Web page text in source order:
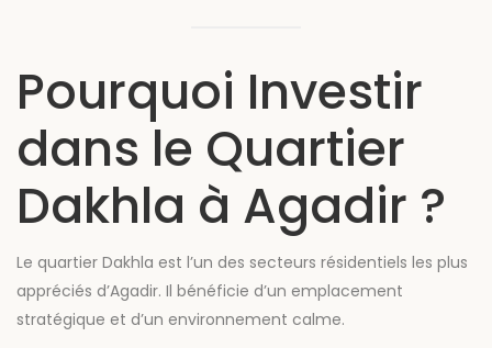
Pourquoi Investir
dans le Quartier
Dakhla à Agadir ?
Le quartier Dakhla est l’un des secteurs résidentiels les plus
appréciés d’Agadir. Il bénéficie d’un emplacement
stratégique et d’un environnement calme.